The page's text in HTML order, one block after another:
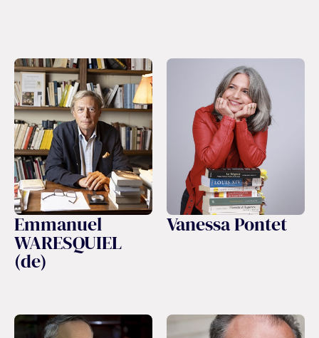
Emmanuel
WARESQUIEL
(de)
Vanessa Pontet